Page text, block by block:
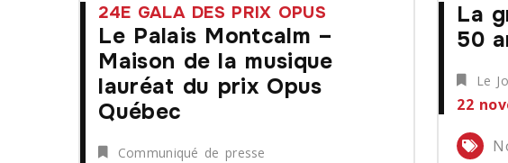
24E GALA DES PRIX OPUS
Le Palais Montcalm –
Maison de la musique
lauréat du prix Opus
Québec
Communiqué de presse
La
50
Le
22